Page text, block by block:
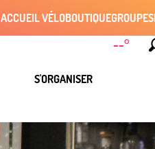
--°
ACCUEIL VÉLOBOUTIQUEGROUPES
S'ORGANISER